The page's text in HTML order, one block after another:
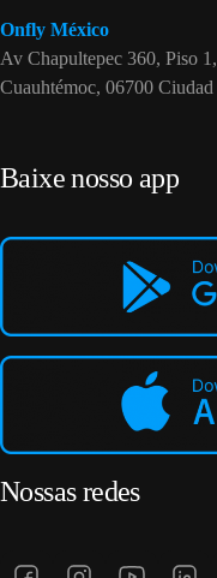
Onfly México
Av Chapultepec 360, Piso
Cuauhtémoc, 06700
Baixe nosso app
Nossas redes